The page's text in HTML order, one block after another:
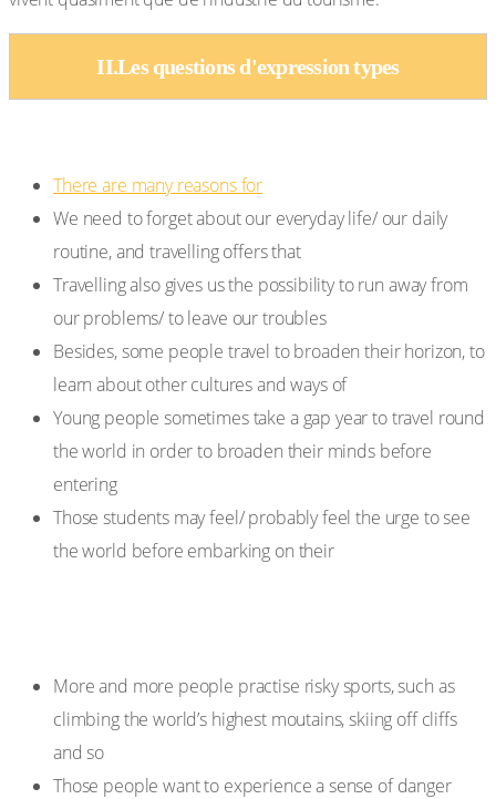
II.Les questions d'expression types
There are many reasons for
We need to forget about our everyday life/ our daily
routine, and travelling offers that
Travelling also gives us the possibility to run away from
our problems/ to leave our troubles
Besides, some people travel to broaden their horizon, to
learn about other cultures and ways of
Young people sometimes take a gap year to travel round
the world in order to broaden their minds before
entering
Those students may feel/ probably feel the urge to see
the world before embarking on their
More and more people practise risky sports, such as
climbing the world’s highest moutains, skiing off cliffs
and so
Those people want to experience a sense of danger